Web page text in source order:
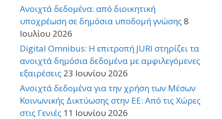
Ανοιχτά δεδομένα: από διοικητική
υποχρέωση σε δημόσια υποδομή γνώσης 8
Ιουλίου 2026
Digital Omnibus: Η επιτροπή JURI στηρίζει τα
ανοιχτά δημόσια δεδομένα με αμφιλεγόμενες
εξαιρέσεις 23 Ιουνίου 2026
Ανοιχτά δεδομένα για την χρήση των Μέσων
Κοινωνικής Δικτύωσης στην ΕΕ: Από τις Χώρες
στις Γενιές 11 Ιουνίου 2026